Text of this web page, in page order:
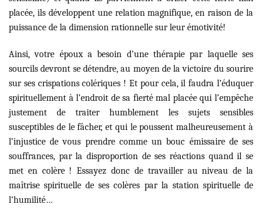
placée, ils développent une relation magnifique, en raison de la
puissance de la dimension rationnelle sur leur émotivité!
Ainsi, votre époux a besoin d’une thérapie par laquelle ses
sourcils devront se détendre, au moyen de la victoire du sourire
sur ses crispations colériques ! Et pour cela, il faudra l’éduquer
spirituellement à l’endroit de sa fierté mal placée qui l’empêche
justement de traiter humblement les sujets sensibles
susceptibles de le fâcher, et qui le poussent malheureusement à
l’injustice de vous prendre comme un bouc émissaire de ses
souffrances, par la disproportion de ses réactions quand il se
met en colère ! Essayez donc de travailler au niveau de la
maîtrise spirituelle de ses colères par la station spirituelle de
l’humilité…